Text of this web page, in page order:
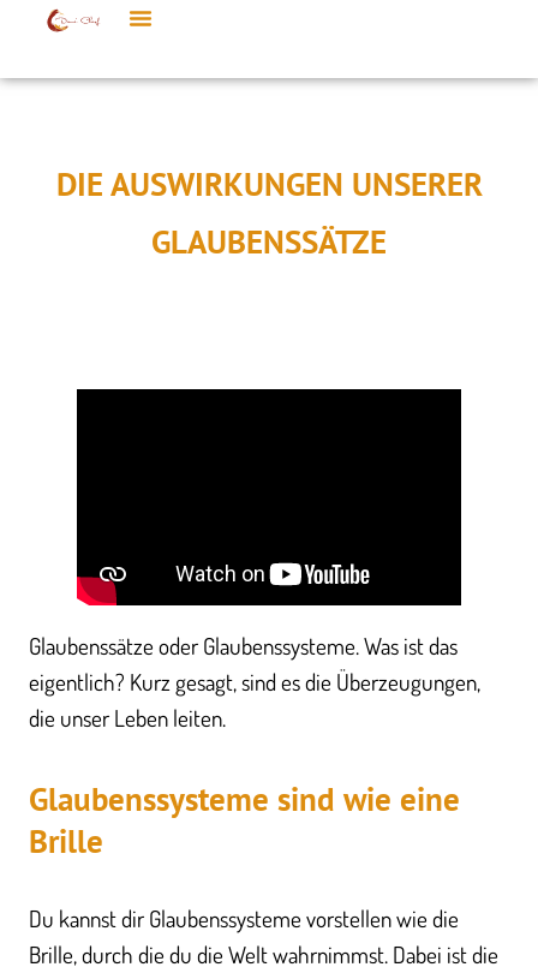
DIE AUSWIRKUNGEN UNSERER
GLAUBENSSÄTZE
Glaubenssätze oder Glaubenssysteme. Was ist das
eigentlich? Kurz gesagt, sind es die Überzeugungen,
die unser Leben leiten.
​Glaubenssysteme sind wie eine
Brille
Du kannst dir Glaubenssysteme vorstellen wie die
Brille, durch die du die Welt wahrnimmst. Dabei ist die